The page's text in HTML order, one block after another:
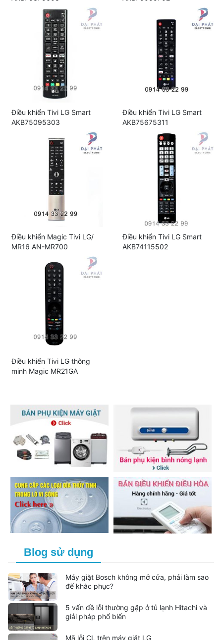
Điều khiển Tivi LG Smart
AKB75095303
Điều khiển Tivi LG Smart
AKB75675311
Điều khiển Magic Tivi LG/
MR16 AN-MR700
Điều khiển Tivi LG Smart
AKB74115502
Điều khiển Tivi LG thông
minh Magic MR21GA
Blog sử dụng
Máy giặt Bosch không mở cửa, phải làm sao
để khắc phục?
5 vấn đề lỗi thường gặp ở tủ lạnh Hitachi và
giải pháp phổ biến
Mã lỗi CL trên máy giặt LG